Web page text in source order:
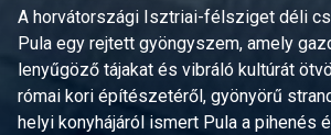
A horvátországi Isztriai-félsziget déli
Pula egy rejtett gyöngyszem, amely
lenyűgöző tájakat és vibráló kultúrát
római kori építészetéről, gyönyörű
helyi konyhájáról ismert Pula a pihenés